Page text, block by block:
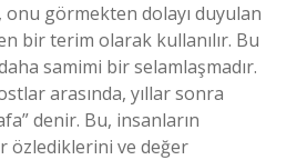
onu görmekten dolayı duyulan
bir terim olarak kullanılır. Bu
samimi bir selamlaşmadır.
arasında, yıllar sonra
denir. Bu, insanların
özlediklerini ve değer